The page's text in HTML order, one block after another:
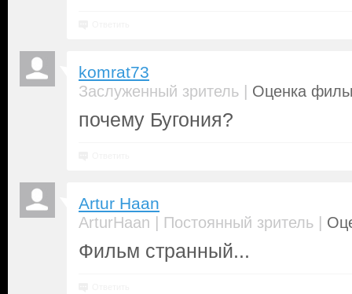
komrat73
Заслуженный зритель | Оценка
почему Бугония?
Artur Haan
ArturHaan | Постоянный зритель |
Фильм странный...